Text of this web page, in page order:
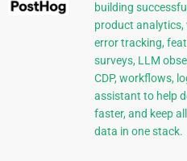
building
product analytics,
error tracking,
surveys, LLM
CDP, workflows,
assistant to help
faster, and keep
data in one stack.